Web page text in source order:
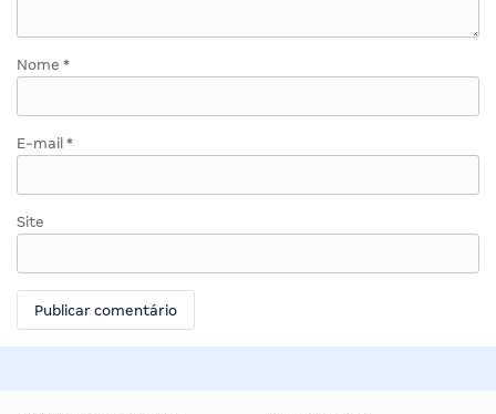
Nome *
E-mail *
Site